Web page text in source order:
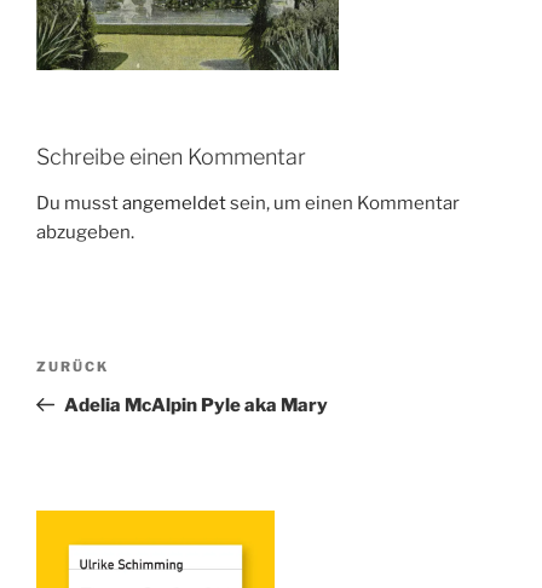
Schreibe einen Kommentar
Du musstangemeldetsein, um einen Kommentar
abzugeben.
Beitragsnavigation
Vorheriger
Beitrag
ZURÜCK
Adelia McAlpin Pyle aka Mary